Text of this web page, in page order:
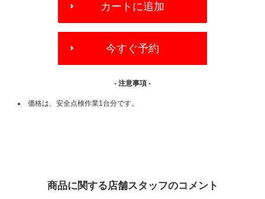
OPTIONS
カートに追加
今すぐ予約
- 注意事項 -
価格は、安全点検作業1台分です。
商品に関する店舗スタッフのコメント